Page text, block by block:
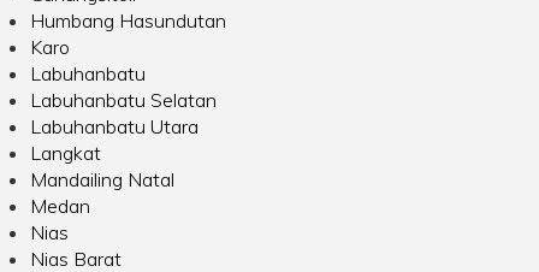
Humbang Hasundutan
Karo
Labuhanbatu
Labuhanbatu Selatan
Labuhanbatu Utara
Langkat
Mandailing Natal
Medan
Nias
Nias Barat